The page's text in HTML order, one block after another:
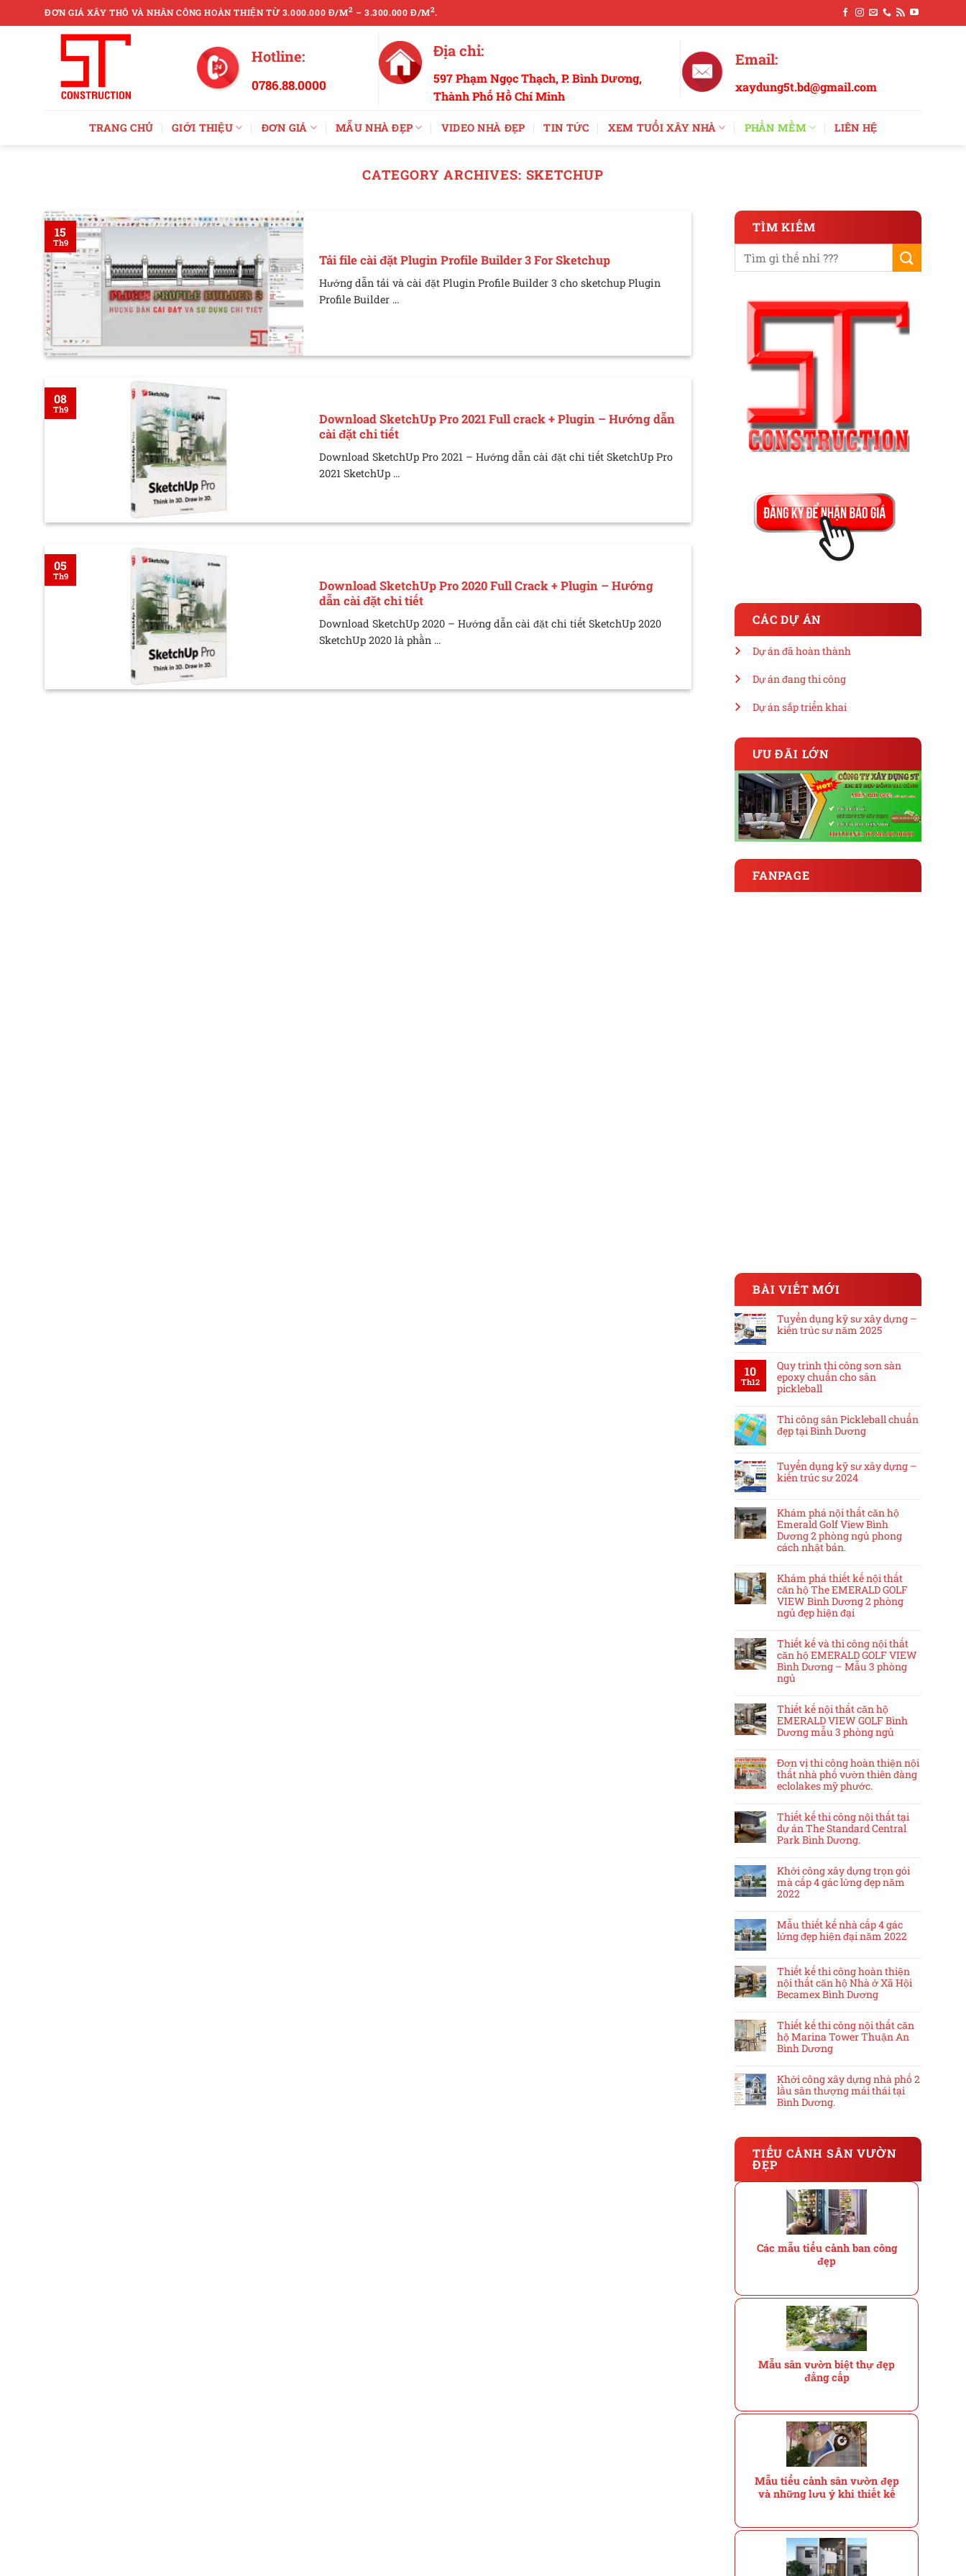
to
ĐƠN GIÁ XÂY THÔ VÀ NHÂN CÔNG HOÀN THIỆN TỪ 3.000.000 Đ/M2 – 3.300.000 Đ/M2.
Hotline:
0786.88.0000
Địa chỉ:
597 Phạm Ngọc Thạch, P. Bình Dương,
Thành Phố Hồ Chí Minh
Email:
xaydung5t.bd@gmail.com
TRANG CHỦ GIỚI THIỆU ĐƠN GIÁ MẪU NHÀ ĐẸP VIDEO NHÀ ĐẸP TIN TỨC XEM TUỔI XÂY NHÀ PHẦN MỀM LIÊN HỆ
CATEGORY ARCHIVES: SKETCHUP
Tải file cài đặt Plugin Profile Builder 3 For Sketchup
Hướng dẫn tải và cài đặt Plugin Profile Builder 3 cho sketchup Plugin
Profile Builder ...
15
Th9
Download SketchUp Pro 2021 Full crack + Plugin – Hướng dẫn
cài đặt chi tiết
Download SketchUp Pro 2021 – Hướng dẫn cài đặt chi tiết SketchUp Pro
2021 SketchUp ...
08
Th9
Download SketchUp Pro 2020 Full Crack + Plugin – Hướng
dẫn cài đặt chi tiết
Download SketchUp 2020 – Hướng dẫn cài đặt chi tiết SketchUp 2020
SketchUp 2020 là phần ...
05
Th9
TÌM KIẾM
CÁC DỰ ÁN
Dự án đã hoàn thành
Dự án đang thi công
Dự án sắp triển khai
ƯU ĐÃI LỚN
FANPAGE
BÀI VIẾT MỚI
Tuyển dụng kỹ sư xây dựng –
kiến trúc sư năm 2025
10
Th12
Quy trình thi công sơn sàn
epoxy chuẩn cho sân
pickleball
Thi công sân Pickleball chuẩn
đẹp tại Bình Dương
Tuyển dụng kỹ sư xây dựng –
kiến trúc sư 2024
Khám phá nội thất căn hộ
Emerald Golf View Bình
Dương 2 phòng ngủ phong
cách nhật bản.
Khám phá thiết kế nội thất
căn hộ The EMERALD GOLF
VIEW Bình Dương 2 phòng
ngủ đẹp hiện đại
Thiết kế và thi công nội thất
căn hộ EMERALD GOLF VIEW
Bình Dương – Mẫu 3 phòng
ngủ
Thiết kế nội thất căn hộ
EMERALD VIEW GOLF Bình
Dương mẫu 3 phòng ngủ
Đơn vị thi công hoàn thiện nội
thất nhà phố vườn thiên đàng
eclolakes mỹ phước.
Thiết kế thi công nội thất tại
dự án The Standard Central
Park Bình Dương.
Khởi công xây dựng trọn gói
mà cấp 4 gác lửng đẹp năm
2022
Mẫu thiết kế nhà cấp 4 gác
lửng đẹp hiện đại năm 2022
Thiết kế thi công hoàn thiện
nội thất căn hộ Nhà ở Xã Hội
Becamex Bình Dương
Thiết kế thi công nội thất căn
hộ Marina Tower Thuận An
Bình Dương
Khởi công xây dựng nhà phố 2
lầu sân thượng mái thái tại
Bình Dương.
TIỂU CẢNH SÂN VƯỜN
ĐẸP
Các mẫu tiểu cảnh ban công
đẹp
Mẫu sân vườn biệt thự đẹp
đẳng cấp
Mẫu tiểu cảnh sân vườn đẹp
và những lưu ý khi thiết kế